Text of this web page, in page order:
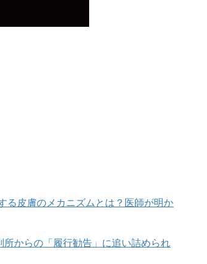
る皮膚のメカニズムとは？医師が明か
からの「履行勧告」に追い詰められ